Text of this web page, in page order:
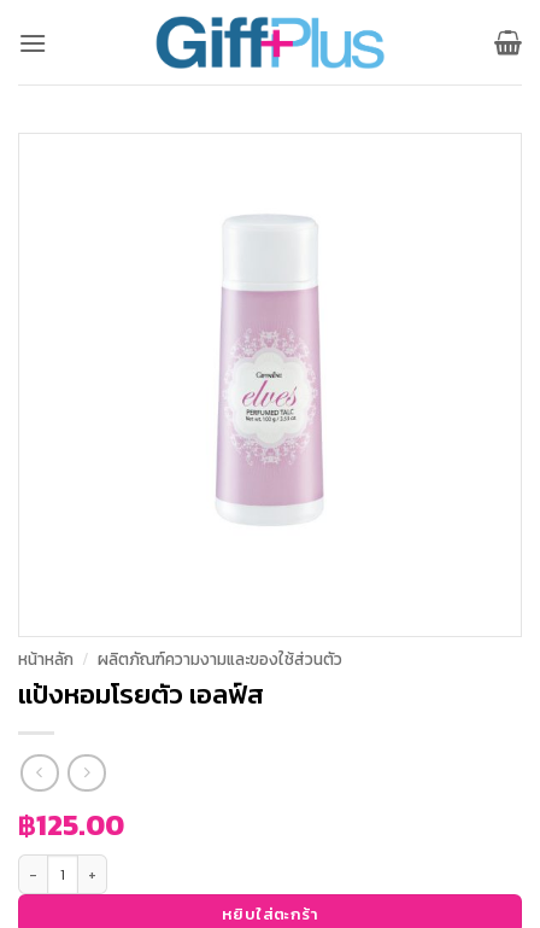
หน้าหลัก / ผลิตภัณฑ์ความงามและของใช้ส่วนตัว
แป้งหอมโรยตัว เอลฟ์ส
฿125.00
จำนวน แป้งหอมโรยตัว เอลฟ์ส ชิ้น
หยิบใส่ตะกร้า